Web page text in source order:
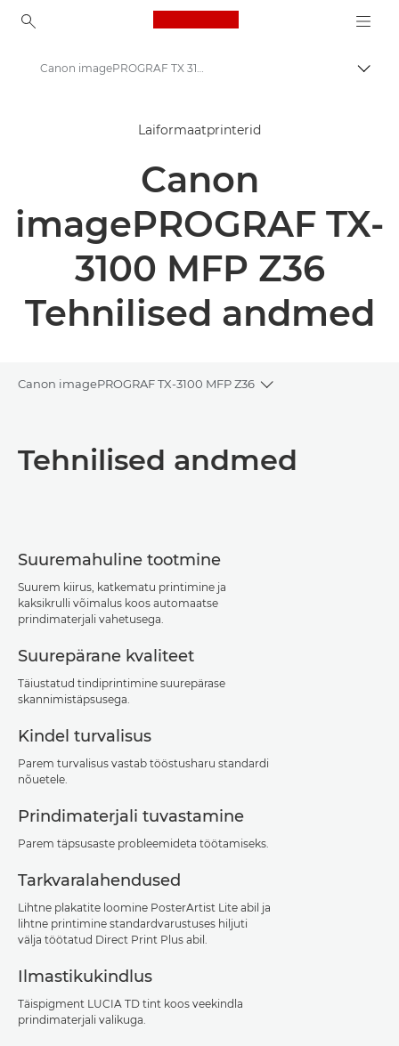
Canon Logo, back to
Lahendused ja teenused
imagePROGRAF TX-3100 MFP Z36: täpne laiformaatprintimine
Canon imagePROGRAF TX 3100 MFP Z36 printer – tehnilised andmed
Laiformaatprinterid
Canon
imagePROGRAF TX-
3100 MFP Z36
Tehnilised andmed
Canon imagePROGRAF TX-3100 MFP Z36
Toggle breadcrumbs
Tehnilised andmed
Tehnilised andmed
Suuremahuline tootmine
Suurem kiirus, katkematu printimine ja
kaksikrulli võimalus koos automaatse
prindimaterjali vahetusega.
Suurepärane kvaliteet
Täiustatud tindiprintimine suurepärase
skannimistäpsusega.
Kindel turvalisus
Parem turvalisus vastab tööstusharu standardi
nõuetele.
Prindimaterjali tuvastamine
Parem täpsusaste probleemideta töötamiseks.
Tarkvaralahendused
Lihtne plakatite loomine PosterArtist Lite abil ja
lihtne printimine standardvarustuses hiljuti
välja töötatud Direct Print Plus abil.
Ilmastikukindlus
Täispigment LUCIA TD tint koos veekindla
prindimaterjali valikuga.